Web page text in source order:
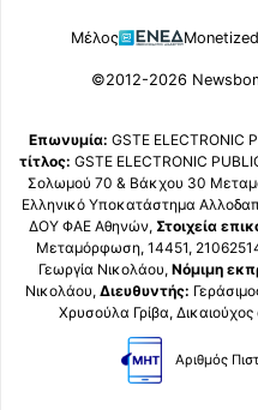
Μέλος
©2012-2026
Επωνυμία: GSTE ELECTRONIC
τίτλος: GSTE ELECTRONIC
Σολωμού 70 & Βάκχου 30
Ελληνικό Υποκατάστημα
ΔΟΥ ΦΑΕ Αθηνών, Στοιχεία
Μεταμόρφωση, 14451,
Γεωργία Νικολάου, Νόμιμη
Νικολάου, Διευθυντής:
Χρυσούλα Γρίβα,
Αριθμός